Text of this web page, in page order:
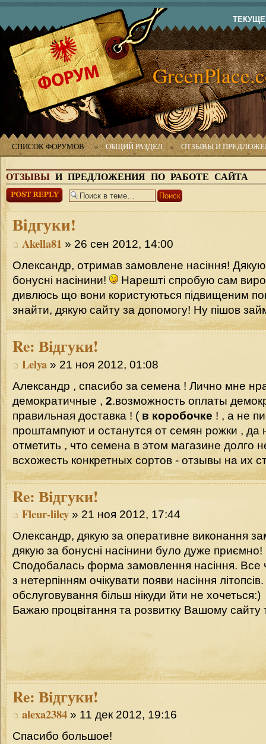
СПИСОК ФОРУМОВ » ОБЩИЙ РАЗДЕЛ » ОТЗЫВЫ И
ОТЗЫВЫ И ПРЕДЛОЖЕНИЯ ПО РАБОТЕ САЙТА
Ответить
Відгуки!
Akella81 » 26 сен 2012, 14:00
Олександр, отримав замовлене насіння! Дякую
бонусні насінини!
Нарешті спробую сам
дивлюсь що вони користуються підвищеним
знайти, дякую сайту за допомогу! Ну пішов
Re: Відгуки!
Lelya » 21 ноя 2012, 01:08
Александр , спасибо за семена ! Лично мне
демократичные , 2.возможность оплаты
правильная доставка ! ( в коробочке ! , а не
проштампуют и останутся от семян рожки , да
отметить , что семена в этом магазине долго
всхожесть конкретных сортов - отзывы на их
Re: Відгуки!
Fleur-liley » 21 ноя 2012, 17:44
Олександр, дякую за оперативне виконання
дякую за бонусні насінини було дуже приємно!
Сподобалась форма замовлення насіння. Все
з нетерпінням очікувати появи насіння
обслуговування більш нікуди йти не хочеться:)
Бажаю процвітання та розвитку Вашому
Re: Відгуки!
alexa2384 » 11 дек 2012, 19:16
Спасибо большое!